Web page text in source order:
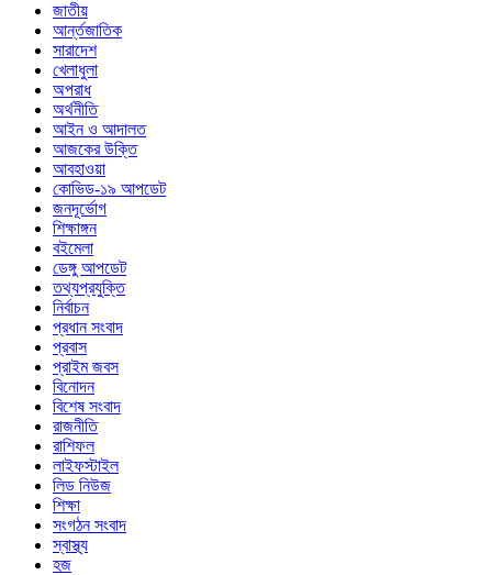
জাতীয়
আর্ন্তজাতিক
সারাদেশ
খেলাধুলা
অপরাধ
অর্থনীতি
আইন ও আদালত
আজকের উক্তি
আবহাওয়া
কোভিড-১৯ আপডেট
জনদূর্ভোগ
শিক্ষাঙ্গন
বইমেলা
ডেঙ্গু আপডেট
তথ্যপ্রযুক্তি
নির্বাচন
প্রধান সংবাদ
প্রবাস
প্রাইম জবস
বিনোদন
বিশেষ সংবাদ
রাজনীতি
রাশিফল
লাইফস্টাইল
লিড নিউজ
শিক্ষা
সংগঠন সংবাদ
স্বাস্থ্য
হজ